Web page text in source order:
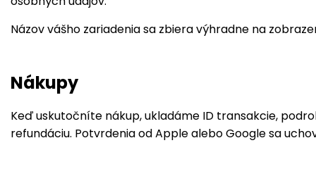
Názov vášho zariadenia sa zbiera výhradne na
Nákupy
Keď uskutočníte nákup, ukladáme ID transakcie,
refundáciu. Potvrdenia od Apple alebo Google sa